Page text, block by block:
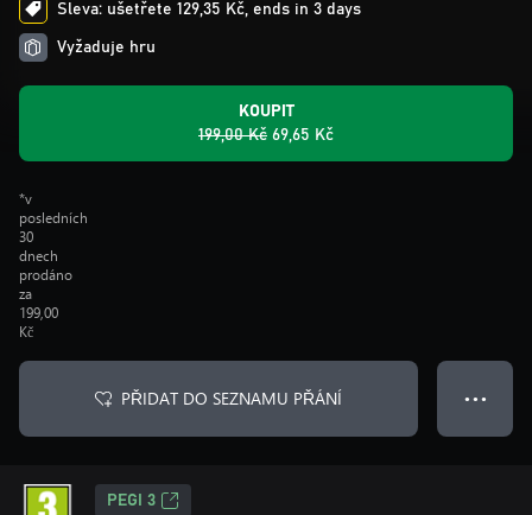
Sleva: ušetřete 129,35 Kč, ends in 3 days
Vyžaduje hru
KOUPIT
199,00 Kč 69,65 Kč
*v
posledních
30
dnech
prodáno
za
199,00
Kč
PŘIDAT DO SEZNAMU PŘÁNÍ ● ● ●
PEGI 3